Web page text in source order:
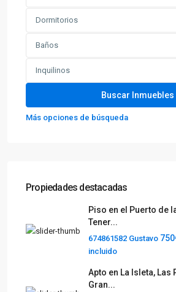
Dormitorios
Baños
Inquilinos
Más opciones de búsqueda
Propiedades destacadas
Piso en el Puerto de
Tener...
674861582 Gustavo
incluido
Apto en La Isleta, Las
Gran...